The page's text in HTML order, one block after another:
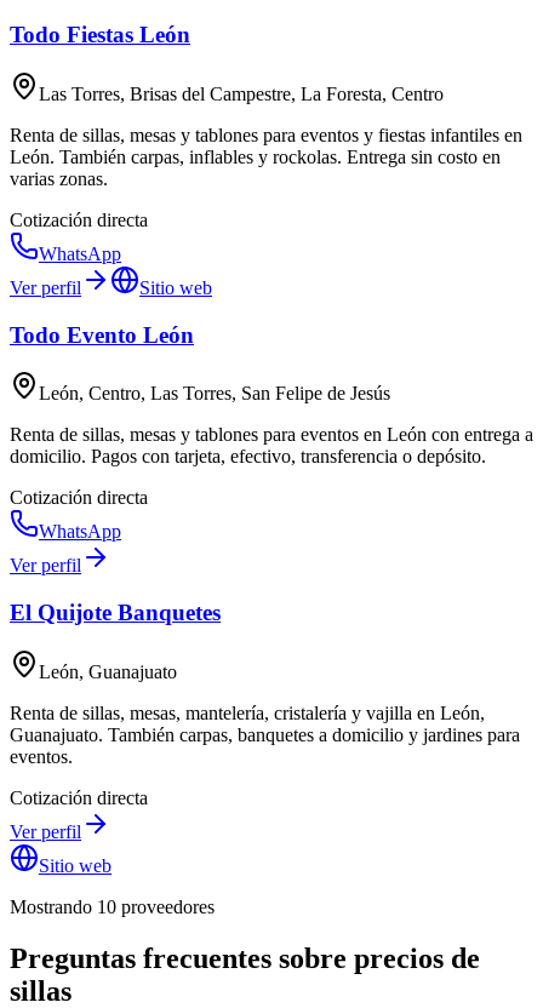
Todo Fiestas León
Las Torres, Brisas del Campestre, La Foresta, Centro
Renta de sillas, mesas y tablones para eventos y fiestas infantiles en
León. También carpas, inflables y rockolas. Entrega sin costo en
varias zonas.
Cotización directa
WhatsApp
Ver perfil
Sitio web
Todo Evento León
León, Centro, Las Torres, San Felipe de Jesús
Renta de sillas, mesas y tablones para eventos en León con entrega a
domicilio. Pagos con tarjeta, efectivo, transferencia o depósito.
Cotización directa
WhatsApp
Ver perfil
El Quijote Banquetes
León, Guanajuato
Renta de sillas, mesas, mantelería, cristalería y vajilla en León,
Guanajuato. También carpas, banquetes a domicilio y jardines para
eventos.
Cotización directa
Ver perfil
Sitio web
Mostrando 10 proveedores
Preguntas frecuentes sobre precios de
sillas